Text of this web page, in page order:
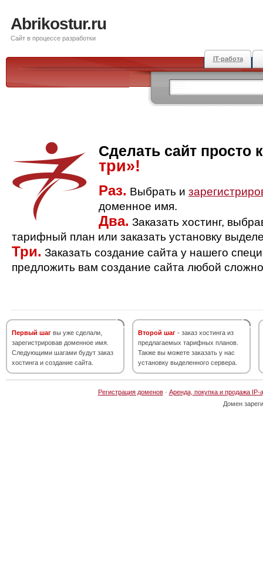
Abrikostur.ru
Сайт в процессе разработки
IT-работа
Сделать сайт просто
три»!
Раз. Выбрать и
доменное имя.
Два. Заказать хостинг,
тарифный план или заказать установку
Три. Заказать создание сайта у нашего
предложить вам создание сайта любой
Первый шаг вы уже сделали,
зарегистрировав доменное имя.
Следующими шагами будут заказ
хостинга и создание сайта.
Второй шаг - заказ хостинга из
предлагаемых тарифных планов.
Также вы можете заказать у нас
установку выделенного сервера.
Регистрация доменов· Аренда, покупка и продажа IP-
Домен